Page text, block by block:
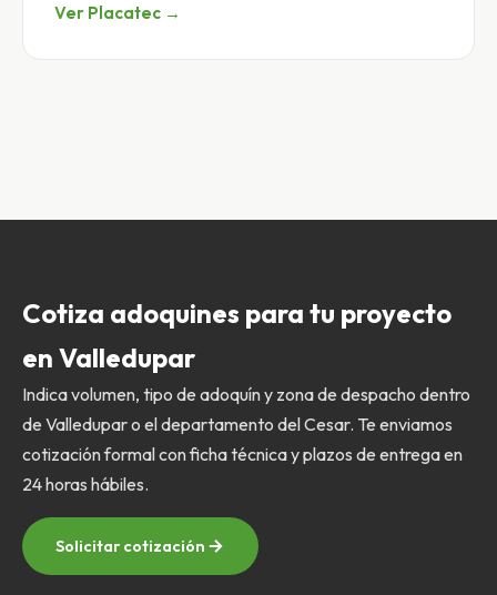
Ver Placatec →
Cotiza adoquines para tu proyecto
en Valledupar
Indica volumen, tipo de adoquín y zona de despacho dentro
de Valledupar o el departamento del Cesar. Te enviamos
cotización formal con ficha técnica y plazos de entrega en
24 horas hábiles.
Solicitar cotización